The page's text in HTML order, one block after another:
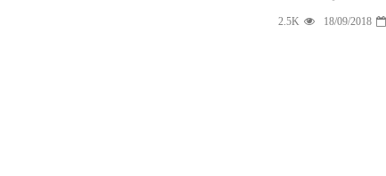
18/09/2018
2.5K